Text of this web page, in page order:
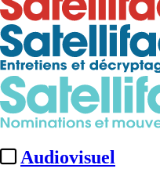
Audiovisuel